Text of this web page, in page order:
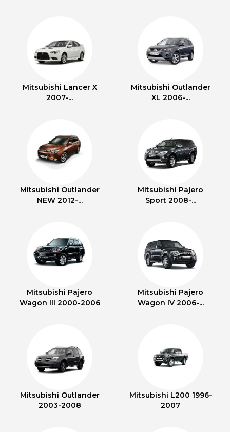
Mitsubishi Lancer X
2007-...
Mitsubishi Outlander
XL 2006-...
Mitsubishi Outlander
NEW 2012-...
Mitsubishi Pajero
Sport 2008-...
Mitsubishi Pajero
Wagon III 2000-2006
Mitsubishi Pajero
Wagon IV 2006-...
Mitsubishi Outlander
2003-2008
Mitsubishi L200 1996-
2007